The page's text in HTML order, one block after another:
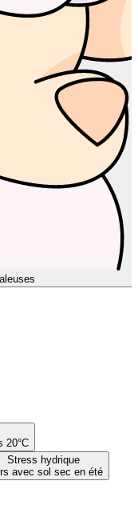
20°C
Stress hydrique
avec sol sec en été